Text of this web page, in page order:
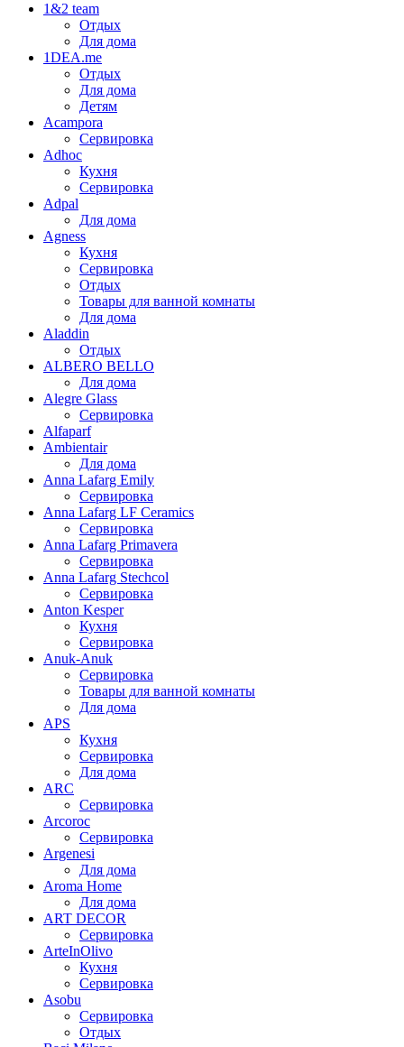
1&2 team
Отдых
Для дома
1DEA.me
Отдых
Для дома
Детям
Acampora
Сервировка
Adhoc
Кухня
Сервировка
Adpal
Для дома
Agness
Кухня
Сервировка
Отдых
Товары для ванной комнаты
Для дома
Aladdin
Отдых
ALBERO BELLO
Для дома
Alegre Glass
Сервировка
Alfaparf
Ambientair
Для дома
Anna Lafarg Emily
Сервировка
Anna Lafarg LF Ceramics
Сервировка
Anna Lafarg Primavera
Сервировка
Anna Lafarg Stechcol
Сервировка
Anton Kesper
Кухня
Сервировка
Anuk-Anuk
Сервировка
Товары для ванной комнаты
Для дома
APS
Кухня
Сервировка
Для дома
ARC
Сервировка
Arcoroc
Сервировка
Argenesi
Для дома
Aroma Home
Для дома
ART DECOR
Сервировка
ArteInOlivo
Кухня
Сервировка
Asobu
Сервировка
Отдых